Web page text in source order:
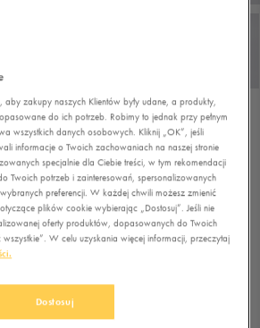
ARIEL
)
przed promocją)
z 30 dni przed obniżką)
50 STYLE
aby zakupy naszych Klientów były udane, a produkty,
do ich potrzeb. Robimy to jednak przy pełnym
wszystkich danych osobowych. Kliknij „OK”, jeśli
informacje o Twoich zachowaniach na naszej stronie
specjalnie dla Ciebie treści, w tym rekomendacji
Twoich potrzeb i zainteresowań, spersonalizowanych
preferencji. W każdej chwili możesz zmienić
plików cookie wybierając „Dostosuj”. Jeśli nie
oferty produktów, dopasowanych do Twoich
W celu uzyskania więcej informacji, przeczytaj
Dostosuj